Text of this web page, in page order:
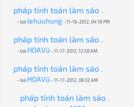
pháp tính toán làm sáo .
- bởi lehuuhung- 11-16-2012, 04:16 PM
pháp tính toán làm sáo .
- bởi HOAVũ - 11-17-2012, 12:58 AM
pháp tính toán làm sáo .
- bởi HOAVũ - 11-17-2012, 08:32 AM
pháp tính toán làm sáo .